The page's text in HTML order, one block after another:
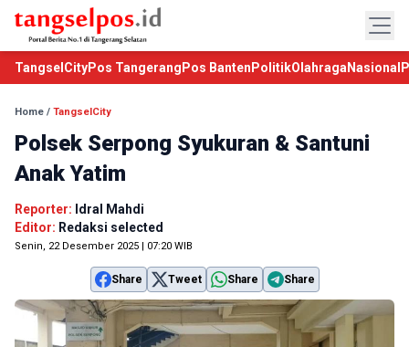
TangselCityPos Tangerang Pos Banten PolitikOlahraga Nasional
Home / TangselCity
Polsek Serpong Syukuran & Santuni
Anak Yatim
Reporter: Idral Mahdi
Editor: Redaksi selected
Senin, 22 Desember 2025 | 07:20 WIB
Share Tweet Share Share